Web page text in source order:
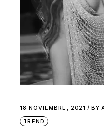
18 NOVIEMBRE, 2021 BY
TREND